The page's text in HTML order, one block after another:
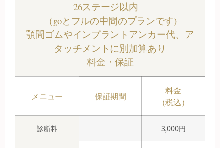
26ステージ以内
（goとフルの中間のプランです)
顎間ゴムやインプラントアンカー代、ア
タッチメントに別加算あり
料金・保証
メニュー 保証期間
料金
（税込）
診断料 3,000円